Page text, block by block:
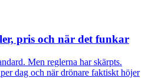
pris och när det funkar
Men reglerna har skärpts.
dag och när drönare faktiskt höjer